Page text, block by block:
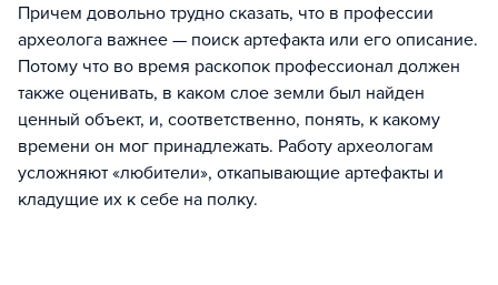
Причем довольно трудно сказать, что в профессии
археолога важнее — поиск артефакта или его описание.
Потому что во время раскопок профессионал должен
также оценивать, в каком слое земли был найден
ценный объект, и, соответственно, понять, к какому
времени он мог принадлежать. Работу археологам
усложняют «любители», откапывающие артефакты и
кладущие их к себе на полку.